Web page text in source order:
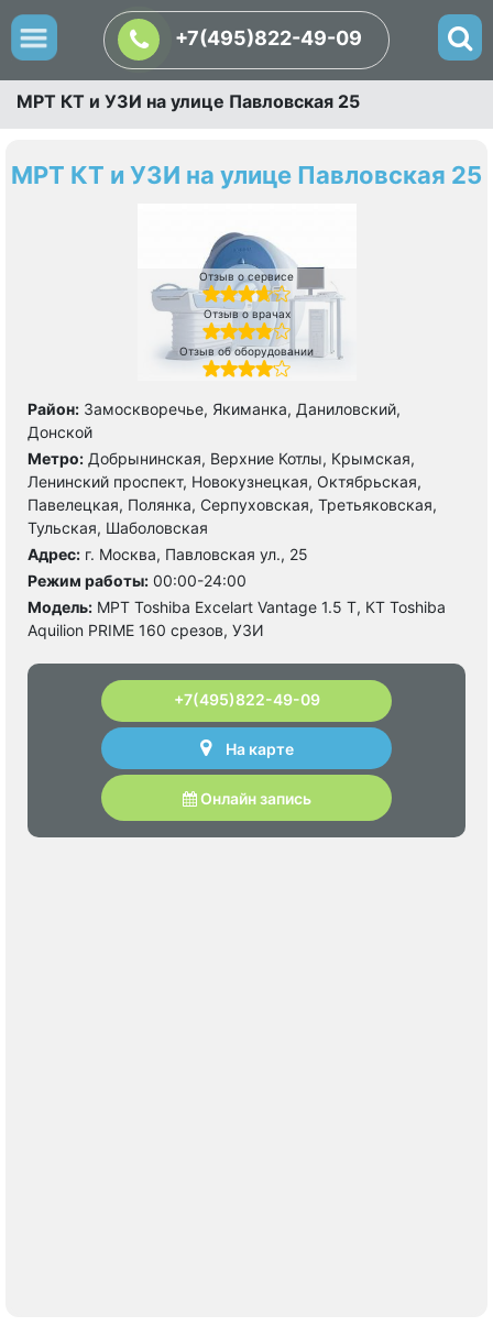
+7(495)822-49-09
МРТ КТ и УЗИ на улице Павловская 25
МРТ КТ и УЗИ на улице Павловская 25
Отзыв о сервисе
Отзыв о врачах
Отзыв об оборудовании
Район: Замоскворечье, Якиманка, Даниловский,
Донской
Метро: Добрынинская, Верхние Котлы, Крымская,
Ленинский проспект, Новокузнецкая, Октябрьская,
Павелецкая, Полянка, Серпуховская, Третьяковская,
Тульская, Шаболовская
Адрес: г. Москва, Павловская ул., 25
Режим работы: 00:00-24:00
Модель: МРТ Toshiba Excelart Vantage 1.5 Т, КТ Toshiba
Aquilion PRIME 160 срезов, УЗИ
+7(495)822-49-09
На карте
Онлайн запись